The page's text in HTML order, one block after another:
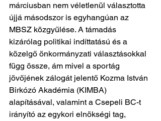
márciusban nem véletlenül választotta
újjá másodszor is egyhangúan az
MBSZ közgyűlése. A támadás
kizárólag politikai indíttatású és a
közelgő önkormányzati választásokkal
függ össze, ám mivel a sportág
jövőjének zálogát jelentő Kozma István
Birkózó Akadémia (KIMBA)
alapításával, valamint a Csepeli BC-t
irányító az egykori elnökségi tag,